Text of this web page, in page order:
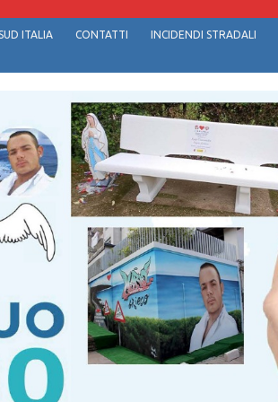
ITALIA CONTATTI INCIDENDI STRADALI